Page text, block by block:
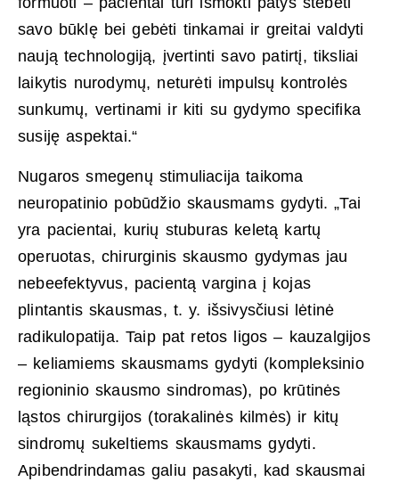
savo būklę bei gebėti tinkamai ir greitai valdyti
naują technologiją, įvertinti savo patirtį, tiksliai
laikytis nurodymų, neturėti impulsų kontrolės
sunkumų, vertinami ir kiti su gydymo specifika
susiję aspektai.“
Nugaros smegenų stimuliacija taikoma
neuropatinio pobūdžio skausmams gydyti. „Tai
yra pacientai, kurių stuburas keletą kartų
operuotas, chirurginis skausmo gydymas jau
nebeefektyvus, pacientą vargina į kojas
plintantis skausmas, t. y. išsivysčiusi lėtinė
radikulopatija. Taip pat retos ligos – kauzalgijos
– keliamiems skausmams gydyti (kompleksinio
regioninio skausmo sindromas), po krūtinės
ląstos chirurgijos (torakalinės kilmės) ir kitų
sindromų sukeltiems skausmams gydyti.
Apibendrindamas galiu pasakyti, kad skausmai